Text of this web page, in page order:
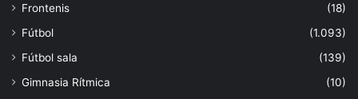
Frontenis
(18)
Fútbol
(1.093)
Fútbol sala
(139)
Gimnasia Rítmica
(10)